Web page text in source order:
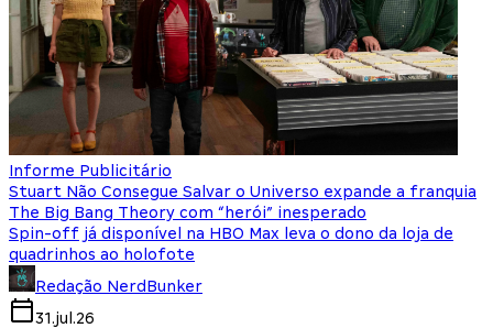
Informe Publicitário
Stuart Não Consegue Salvar o Universo expande a franquia
The Big Bang Theory com “herói” inesperado
Spin-off já disponível na HBO Max leva o dono da loja de
quadrinhos ao holofote
Redação NerdBunker
31.jul.26